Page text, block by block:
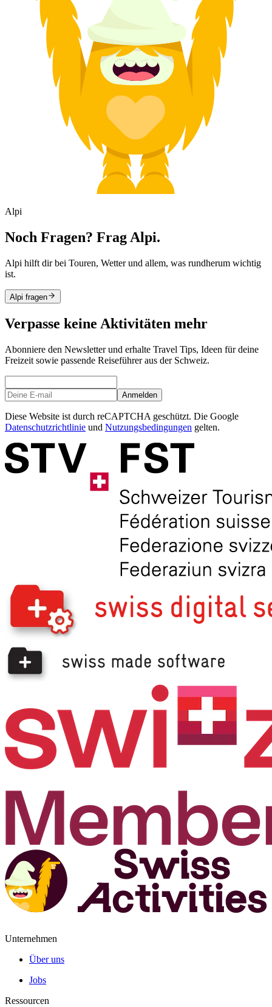
Alpi
Noch Fragen? Frag Alpi.
Alpi hilft dir bei Touren, Wetter und allem, was rundherum wichtig
ist.
Alpi fragen
Verpasse keine Aktivitäten mehr
Abonniere den Newsletter und erhalte Travel Tips, Ideen für deine
Freizeit sowie passende Reiseführer aus der Schweiz.
Anmelden
Diese Website ist durch reCAPTCHA geschützt. Die Google
Datenschutzrichtlinie und Nutzungsbedingungen gelten.
Unternehmen
Über uns
Jobs
Ressourcen